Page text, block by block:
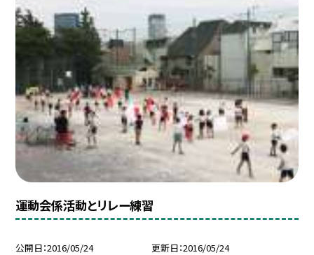
運動会係活動とリレー練習
公開日 2016/05/24 更新日 2016/05/24